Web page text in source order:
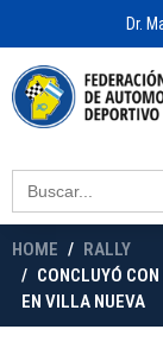
Dr.
Search
for:
HOME
RALLY
CONCLUYÓ
EN VILLA NUEVA